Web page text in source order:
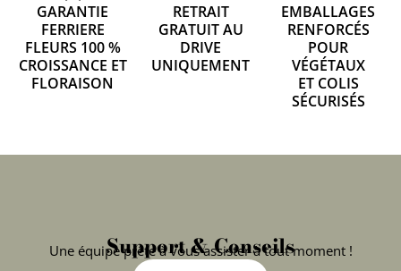
GARANTIE
FERRIERE
FLEURS 100 %
CROISSANCE ET
FLORAISON
RETRAIT
GRATUIT AU
DRIVE
UNIQUEMENT
EMBALLAGES
RENFORCÉS
POUR
VÉGÉTAUX
ET COLIS
SÉCURISÉS
Support & Conseils
Une équipe prête à vous assister à tout moment !